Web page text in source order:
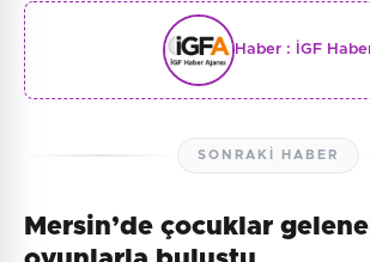
Haber : İGF
SONRAKI HABER
Mersin’de çocuklar